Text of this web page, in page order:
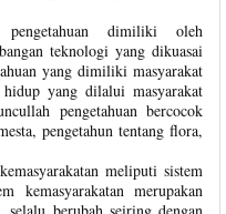
pengetahuan dimiliki oleh
teknologi yang dikuasai
yang dimiliki masyarakat
yang dilalui masyarakat
pengetahuan bercocok
pengetahun tentang flora,
meliputi sistem
kemasyarakatan merupakan